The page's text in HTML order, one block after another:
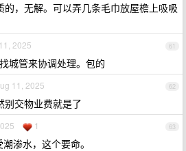
的，无解。可以弄几条毛巾放屋檐上吸吸
61
2025
城管来协调处理。包的
62
11, 2025
别交物业费就是了
63
1
渗水，这个要命。